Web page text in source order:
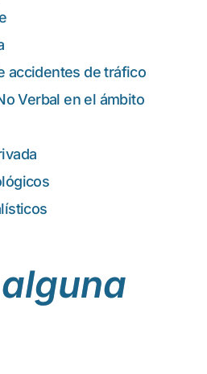
accidentes de tráfico
Verbal en el ámbito